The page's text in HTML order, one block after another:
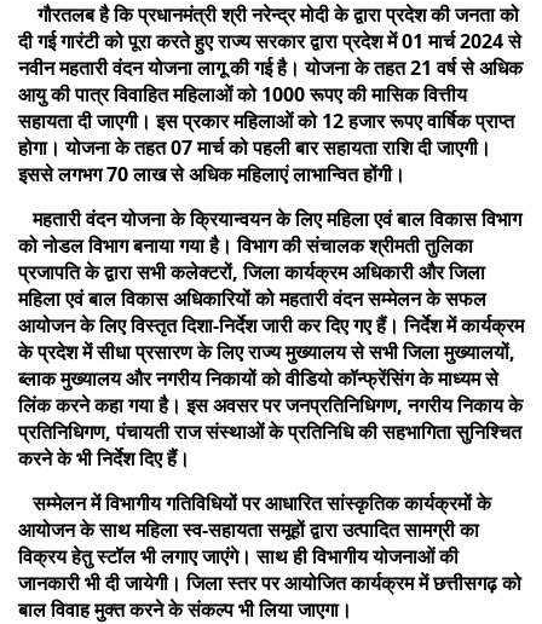
गौरतलब है कि प्रधानमंत्री श्री नरेन्द्र मोदी के द्वारा प्रदेश की जनता को
दी गई गारंटी को पूरा करते हुए राज्य सरकार द्वारा प्रदेश में 01 मार्च 2024 से
नवीन महतारी वंदन योजना लागू की गई है। योजना के तहत 21 वर्ष से अधिक
आयु की पात्र विवाहित महिलाओं को 1000 रूपए की मासिक वित्तीय
सहायता दी जाएगी। इस प्रकार महिलाओं को 12 हजार रूपए वार्षिक प्राप्त
होगा। योजना के तहत 07 मार्च को पहली बार सहायता राशि दी जाएगी।
इससे लगभग 70 लाख से अधिक महिलाएं लाभान्वित होंगी।
महतारी वंदन योजना के क्रियान्वयन के लिए महिला एवं बाल विकास विभाग
को नोडल विभाग बनाया गया है। विभाग की संचालक श्रीमती तुलिका
प्रजापति के द्वारा सभी कलेक्टरों, जिला कार्यक्रम अधिकारी और जिला
महिला एवं बाल विकास अधिकारियों को महतारी वंदन सम्मेलन के सफल
आयोजन के लिए विस्तृत दिशा-निर्देश जारी कर दिए गए हैं। निर्देश में कार्यक्रम
के प्रदेश में सीधा प्रसारण के लिए राज्य मुख्यालय से सभी जिला मुख्यालयों,
ब्लाक मुख्यालय और नगरीय निकायों को वीडियो कॉन्फ्रेंसिंग के माध्यम से
लिंक करने कहा गया है। इस अवसर पर जनप्रतिनिधिगण, नगरीय निकाय के
प्रतिनिधिगण, पंचायती राज संस्थाओं के प्रतिनिधि की सहभागिता सुनिश्चित
करने के भी निर्देश दिए हैं।
सम्मेलन में विभागीय गतिविधियों पर आधारित सांस्कृतिक कार्यक्रमों के
आयोजन के साथ महिला स्व-सहायता समूहों द्वारा उत्पादित सामग्री का
विक्रय हेतु स्टॉल भी लगाए जाएंगे। साथ ही विभागीय योजनाओं की
जानकारी भी दी जायेगी। जिला स्तर पर आयोजित कार्यक्रम में छत्तीसगढ़ को
बाल विवाह मुक्त करने के संकल्प भी लिया जाएगा।